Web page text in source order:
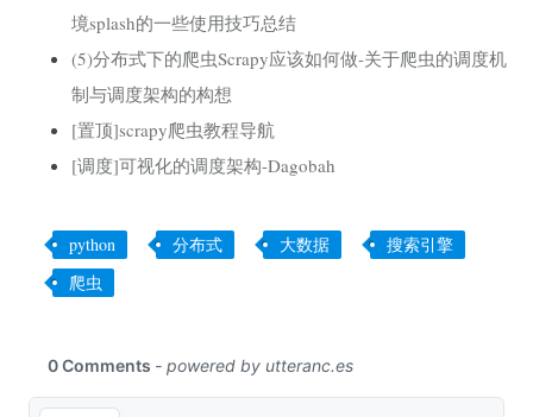
境splash的一些使用技巧总结
(5)分布式下的爬虫Scrapy应该如何做-关于爬虫的调度机
制与调度架构的构想
[置顶]scrapy爬虫教程导航
[调度]可视化的调度架构-Dagobah
python 分布式 大数据
搜索引擎
爬虫